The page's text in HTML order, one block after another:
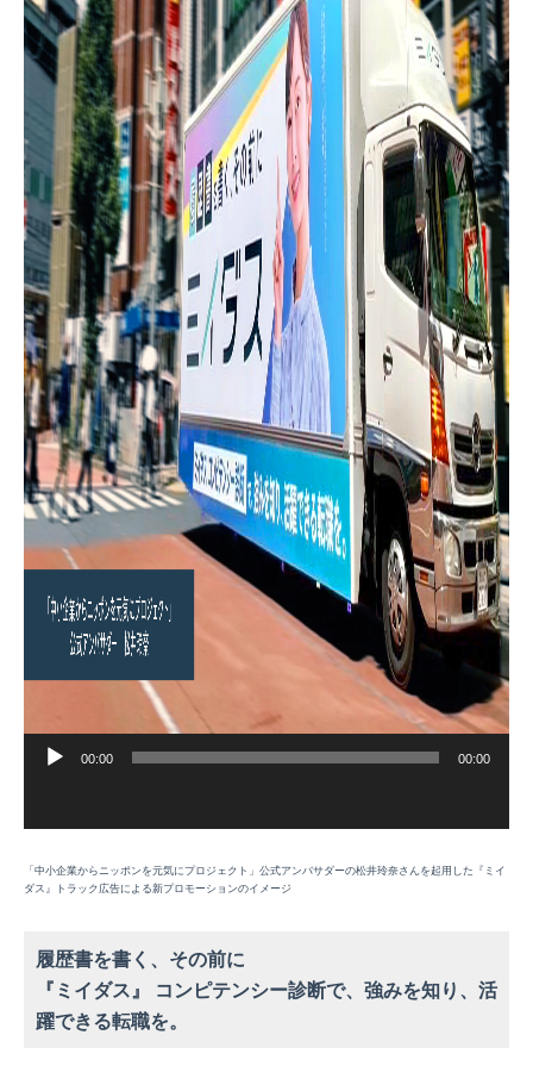
レ
ー
ー
00:00 00:00
「中小企業からニッポンを元気にプロジェクト」公式アンバサダーの松井玲奈さんを起用した『ミイ
ダス』トラック広告による新プロモーションのイメージ
履歴書を書く、その前に
『ミイダス』 コンピテンシー診断で、強みを知り、活
躍できる転職を。